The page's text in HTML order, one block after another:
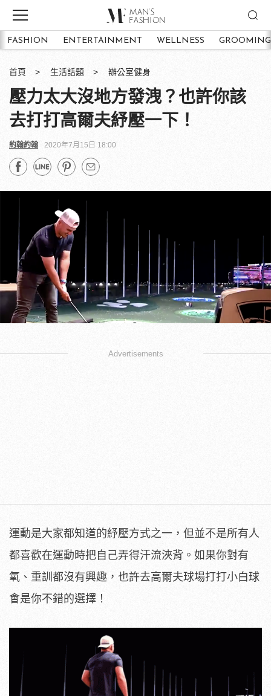
FASHION ENTERTAINMENT WELLNESS GROOMING
首頁 生活話題 辦公室健身
壓力太大沒地方發洩？也許你該
去打打高爾夫紓壓一下！
約翰約翰 2020年7月15日 18:00
Advertisements
運動是大家都知道的紓壓方式之一，但並不是所有人
都喜歡在運動時把自己弄得汗流浹背。如果你對有
氧、重訓都沒有興趣，也許去高爾夫球場打打小白球
會是你不錯的選擇！